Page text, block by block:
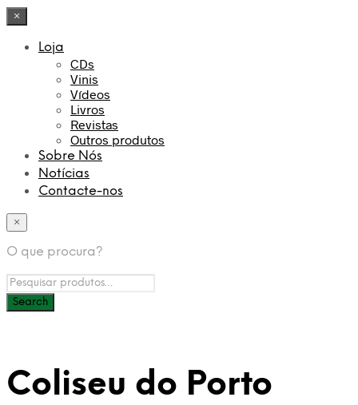
×
Loja
CDs
Vinis
Vídeos
Livros
Revistas
Outros produtos
Sobre Nós
Notícias
Contacte-nos
×
O que procura?
Coliseu do Porto